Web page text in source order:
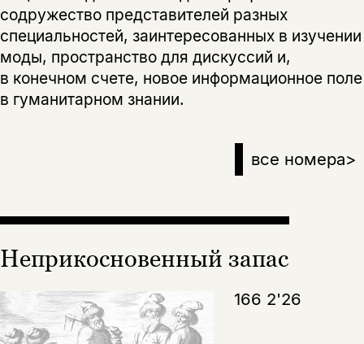
содружество представителей разных
специальностей, заинтересованных в изучении
моды, пространство для дискуссий и,
в конечном счете, новое информационное поле
в гуманитарном знании.
все номера>
Неприкосновенный запас
166 2'26